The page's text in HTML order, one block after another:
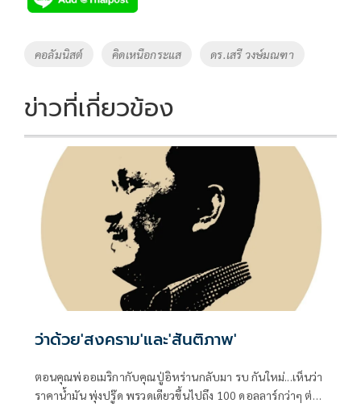
b
o
k
er y
Li
k
Tags
คอลัมนิสต์ คิดเหนือกระแส ดร.เสรี วงษ์มณฑา
ข่าวที่เกี่ยวข้อง
ว่าด้วย'สงคราม'และ'สันติภาพ'
ตอนคุณพ่ออเมริกากับคุณปู่อิหร่านกลับมา รบ กันใหม่...เห็นว่า
ราคาน้ำมัน พุ่งปรู๊ด พรวดเดียวขึ้นไปถึง 100 ดอลลาร์กว่าๆ ต่อ